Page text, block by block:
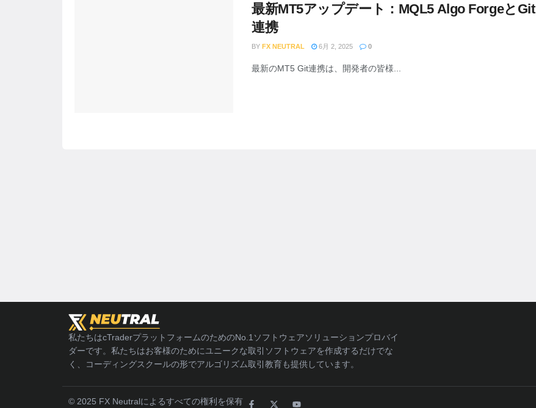
最新MT5アップデート：MQL5 Algo ForgeとGit
連携
BY FX NEUTRAL 6月 2, 2025 0
最新のMT5 Git連携は、開発者の皆様...
私たちはcTraderプラットフォームのためのNo.1ソフトウェアソリューションプロバイ
ダーです。私たちはお客様のためにユニークな取引ソフトウェアを作成するだけでな
く、コーディングスクールの形でアルゴリズム取引教育も提供しています。
© 2025 FX Neutralによるすべての権利を保有